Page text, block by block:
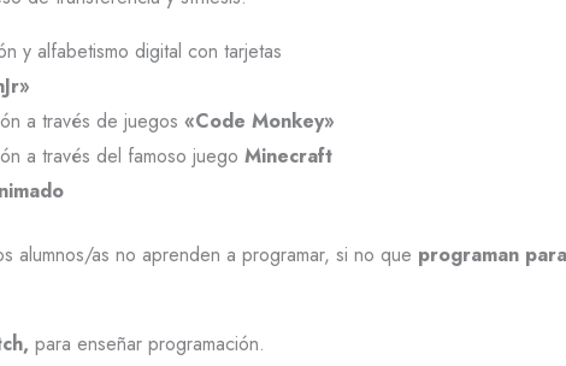
y alfabetismo digital con tarjetas
a través de juegos «Code Monkey»
a través del famoso juego Minecraft
alumnos/as no aprenden a programar, si no que programan
para enseñar programación.